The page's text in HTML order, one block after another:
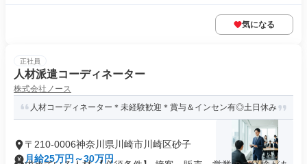
気になる
正社員
人材派遣コーディネーター
株式会社ノース
人材コーディネーター＊未経験歓迎＊賞与＆インセン有◎土日休み
〒210-0006神奈川県川崎市川崎区砂子
月給25万円～30万円